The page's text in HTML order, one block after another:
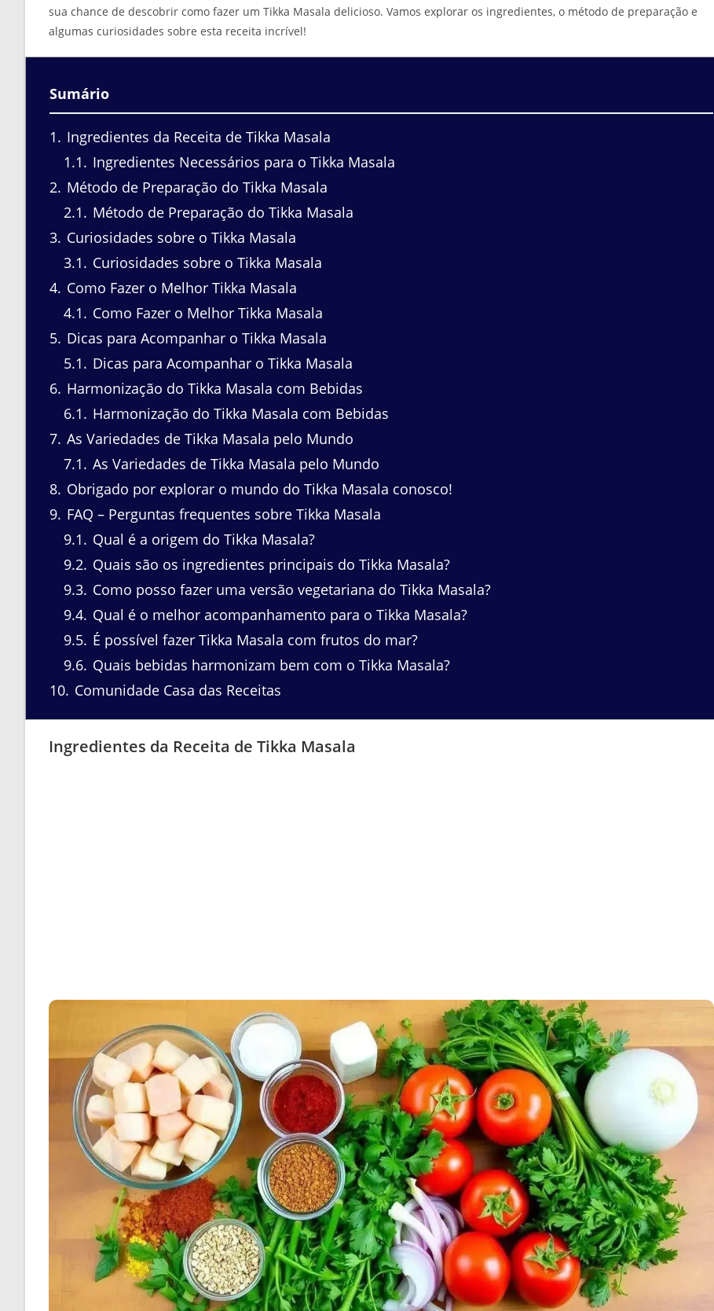
sua chance de descobrir como fazer um Tikka Masala delicioso. Vamos explorar os ingredientes, o método de preparação e
algumas curiosidades sobre esta receita incrível!
Sumário
1
Ingredientes da Receita de Tikka Masala
1.1
Ingredientes Necessários para o Tikka Masala
2 Método de Preparação do Tikka Masala
2.1
Método de Preparação do Tikka Masala
3 Curiosidades sobre o Tikka Masala
3.1
Curiosidades sobre o Tikka Masala
4 Como Fazer o Melhor Tikka Masala
4.1
Como Fazer o Melhor Tikka Masala
5 Dicas para Acompanhar o Tikka Masala
5.1
Dicas para Acompanhar o Tikka Masala
6 Harmonização do Tikka Masala com Bebidas
6.1
Harmonização do Tikka Masala com Bebidas
7 As Variedades de Tikka Masala pelo Mundo
7.1
As Variedades de Tikka Masala pelo Mundo
8 Obrigado por explorar o mundo do Tikka Masala conosco!
9 FAQ – Perguntas frequentes sobre Tikka Masala
9.1
Qual é a origem do Tikka Masala?
9.2 Quais são os ingredientes principais do Tikka Masala?
9.3 Como posso fazer uma versão vegetariana do Tikka Masala?
9.4 Qual é o melhor acompanhamento para o Tikka Masala?
9.5 É possível fazer Tikka Masala com frutos do mar?
9.6 Quais bebidas harmonizam bem com o Tikka Masala?
10 Comunidade Casa das Receitas
Ingredientes da Receita de Tikka Masala